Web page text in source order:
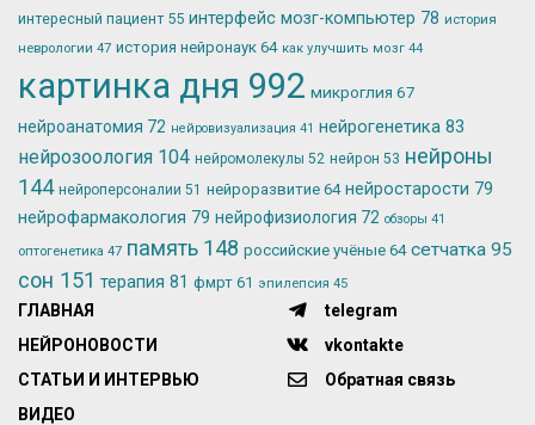
интересный пациент 55 интерфейс мозг-компьютер 78 история
неврологии 47 история нейронаук 64 как улучшить мозг 44
картинка дня 992 микроглия 67
нейроанатомия 72 нейровизуализация 41 нейрогенетика 83
нейрозоология 104 нейромолекулы 52 нейрон 53 нейроны
144 нейроперсоналии 51 нейроразвитие 64 нейростарости 79
нейрофармакология 79 нейрофизиология 72 обзоры 41
оптогенетика 47 память 148 российские учёные 64 сетчатка 95
сон 151 терапия 81 фмрт 61 эпилепсия 45
ГЛАВНАЯ
НЕЙРОНОВОСТИ
СТАТЬИ И ИНТЕРВЬЮ
ВИДЕО
telegram
vkontakte
Обратная связь